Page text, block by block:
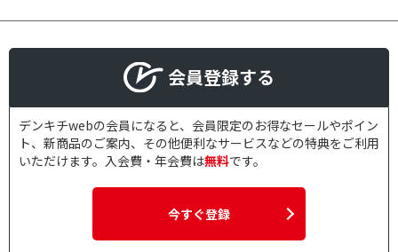
会員登録する
デンキチwebの会員になると、会員限定のお得なセールやポイン
ト、新商品のご案内、その他便利なサービスなどの特典をご利用
いただけます。入会費・年会費は無料です。
今すぐ登録